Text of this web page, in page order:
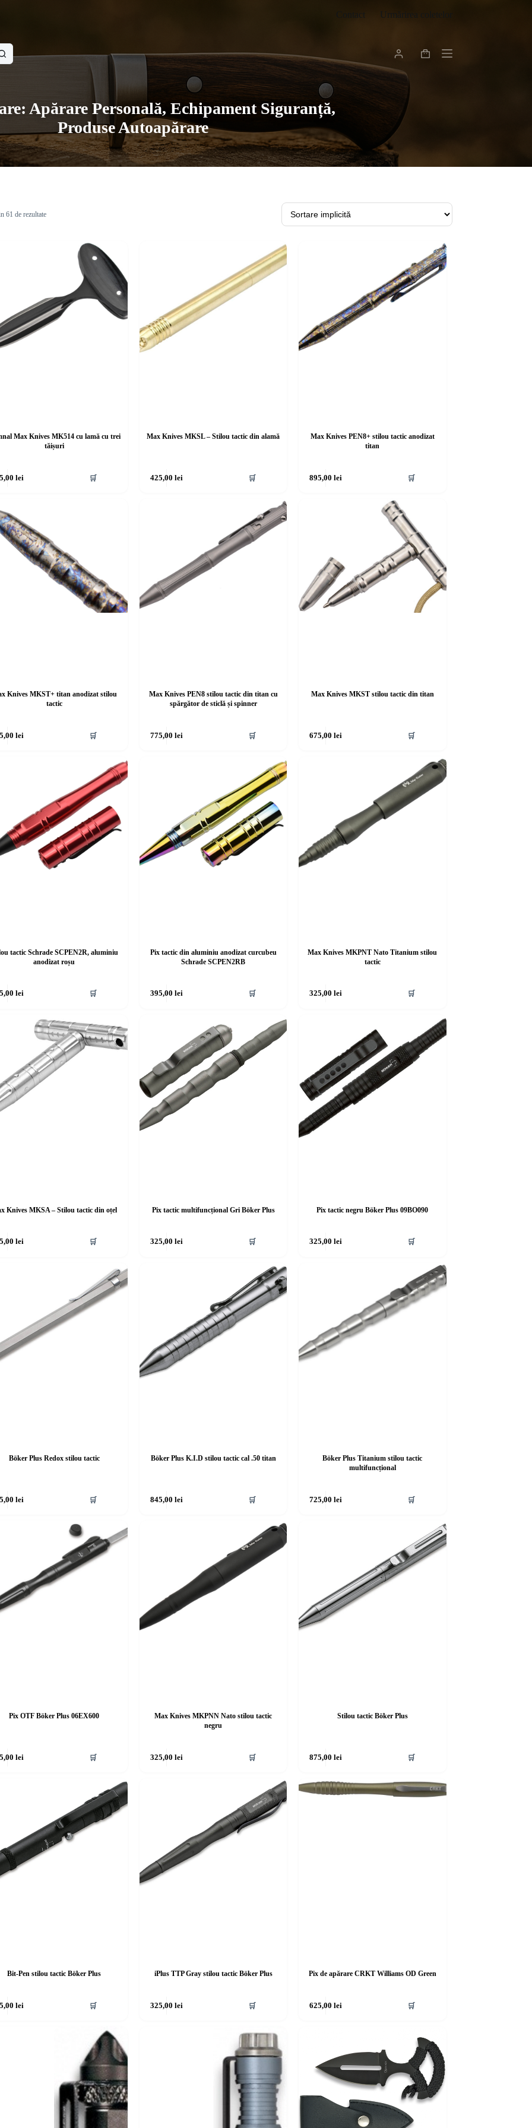
Urmărirea coletelor
Coș
Apărare Personală, Echipament Siguranță,
Produse Autoapărare
61 de rezultate
Max Knives MK514 cu lamă cu trei
tăișuri
lei 🛒
Max Knives MKSL – Stilou tactic din alamă
425,00 lei 🛒
Max Knives PEN8+ stilou tactic anodizat
titan
895,00 lei 🛒
Knives MKST+ titan anodizat stilou
tactic
lei 🛒
Max Knives PEN8 stilou tactic din titan cu
spărgător de sticlă și spinner
775,00 lei 🛒
Max Knives MKST stilou tactic din titan
675,00 lei 🛒
tactic Schrade SCPEN2R, aluminiu
anodizat roșu
lei 🛒
Pix tactic din aluminiu anodizat curcubeu
Schrade SCPEN2RB
395,00 lei 🛒
Max Knives MKPNT Nato Titanium stilou
tactic
325,00 lei 🛒
Knives MKSA – Stilou tactic din oțel
lei 🛒
Pix tactic multifuncțional Gri Böker Plus
325,00 lei 🛒
Pix tactic negru Böker Plus 09BO090
325,00 lei 🛒
Böker Plus Redox stilou tactic
lei 🛒
Böker Plus K.I.D stilou tactic cal .50 titan
845,00 lei 🛒
Böker Plus Titanium stilou tactic
multifuncțional
725,00 lei 🛒
Pix OTF Böker Plus 06EX600
lei 🛒
Max Knives MKPNN Nato stilou tactic
negru
325,00 lei 🛒
Stilou tactic Böker Plus
875,00 lei 🛒
Bit-Pen stilou tactic Böker Plus
lei 🛒
iPlus TTP Gray stilou tactic Böker Plus
325,00 lei 🛒
Pix de apărare CRKT Williams OD Green
625,00 lei 🛒